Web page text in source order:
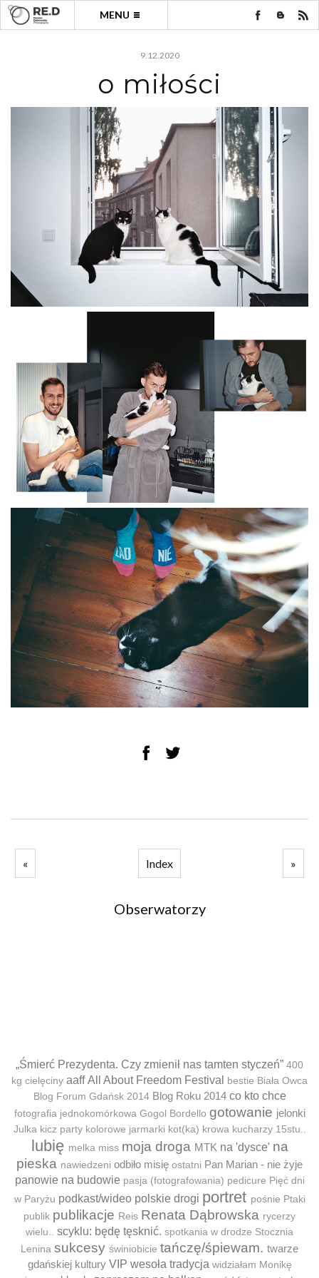
MENU
9.12.2020
o miłości
« Index »
Obserwatorzy
„Śmierć Prezydenta. Czy zmienił nas tamten styczeń” 400
kg cielęciny aaff All About Freedom Festival bestie Biała Owca
Blog Forum Gdańsk 2014 Blog Roku 2014 co kto chce
fotografia jednokomórkowa Gogol Bordello gotowanie jelonki
Julka kicz party kolorowe jarmarki kot(ka) krowa kucharzy 15stu..
lubię melka miss moja droga MTK na 'dysce' na
pieska nawiedzeni odbiło misię ostatni Pan Marian - nie żyje
panowie na budowie pasja (fotografowania) pedicure Pięć dni
w Paryżu podkast/wideo polskie drogi portret pośnie Ptaki
publik publikacje Reis Renata Dąbrowska rycerzy
wielu..
scyklu: będę tęsknić. spotkania w drodze Stocznia
Lenina sukcesy świniobicie tańczę/śpiewam. twarze
gdańskiej kultury VIP wesoła tradycja widziałam Monikę